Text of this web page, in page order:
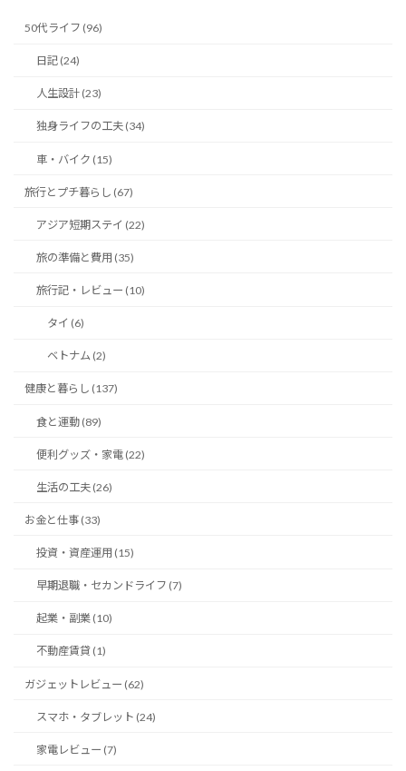
50代ライフ (96)
日記 (24)
人生設計 (23)
独身ライフの工夫 (34)
車・バイク (15)
旅行とプチ暮らし (67)
アジア短期ステイ (22)
旅の準備と費用 (35)
旅行記・レビュー (10)
タイ (6)
ベトナム (2)
健康と暮らし (137)
食と運動 (89)
便利グッズ・家電 (22)
生活の工夫 (26)
お金と仕事 (33)
投資・資産運用 (15)
早期退職・セカンドライフ (7)
起業・副業 (10)
不動産賃貸 (1)
ガジェットレビュー (62)
スマホ・タブレット (24)
家電レビュー (7)